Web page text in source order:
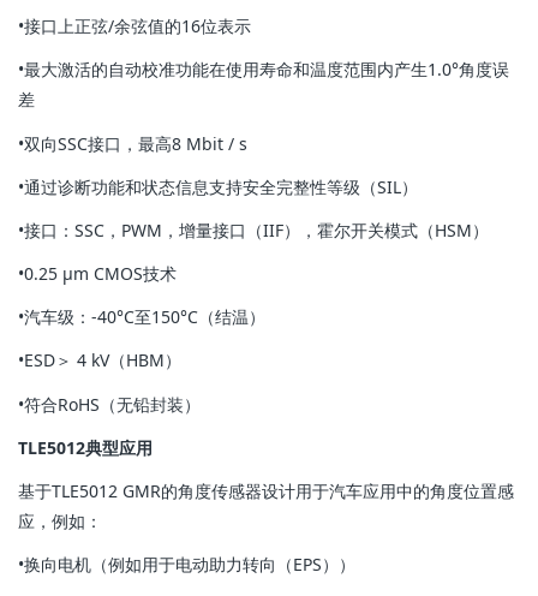
•接口上正弦/余弦值的16位表示
•最大激活的自动校准功能在使用寿命和温度范围内产生1.0°角度误
差
•双向SSC接口，最高8 Mbit / s
•通过诊断功能和状态信息支持安全完整性等级（SIL）
•接口：SSC，PWM，增量接口（IIF），霍尔开关模式（HSM）
•0.25 µm CMOS技术
•汽车级：-40°C至150°C（结温）
•ESD＞ 4 kV（HBM）
•符合RoHS（无铅封装）
TLE5012典型应用
基于TLE5012 GMR的角度传感器设计用于汽车应用中的角度位置感
应，例如：
•换向电机（例如用于电动助力转向（EPS））